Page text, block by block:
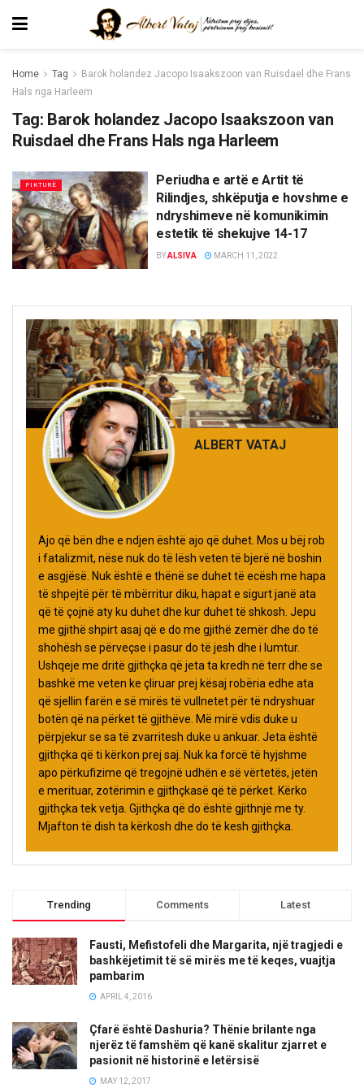
Home Tag
Barok holandez Jacopo Isaakszoon van Ruisdael dhe Frans
Hals nga Harleem
Tag: Barok holandez Jacopo Isaakszoon van
Ruisdael dhe Frans Hals nga Harleem
PIKTURË
Periudha e artë e Artit të
Rilindjes, shkëputja e hovshme e
ndryshimeve në komunikimin
estetik të shekujve 14-17
BYALSIVA MARCH 11, 2022
ALBERT VATAJ
Ajo që bën dhe e ndjen është ajo që duhet. Mos u bëj rob
i fatalizmit, nëse nuk do të lësh veten të bjerë në boshin
e asgjësë. Nuk është e thënë se duhet të ecësh me hapa
të shpejtë për të mbërritur diku, hapat e sigurt janë ata
që të çojnë aty ku duhet dhe kur duhet të shkosh. Jepu
me gjithë shpirt asaj që e do me gjithë zemër dhe do të
shohësh se përveçse i pasur do të jesh dhe i lumtur.
Ushqeje me dritë gjithçka që jeta ta kredh në terr dhe se
bashkë me veten ke çliruar prej kësaj robëria edhe ata
që sjellin farën e së mirës të vullnetet për të ndryshuar
botën që na përket të gjithëve. Më mirë vdis duke u
përpjekur se sa të zvarritesh duke u ankuar. Jeta është
gjithçka që ti kërkon prej saj. Nuk ka forcë të hyjshme
apo përkufizime që tregojnë udhën e së vërtetës, jetën
e merituar, zotërimin e gjithçkasë që të përket. Kërko
gjithçka tek vetja. Gjithçka që do është gjithnjë me ty.
Mjafton të dish ta kërkosh dhe do të kesh gjithçka.
Trending Comments Latest
Fausti, Mefistofeli dhe Margarita, një tragjedi e
bashkëjetimit të së mirës me të keqes, vuajtja
pambarim
APRIL 4, 2016
Çfarë është Dashuria? Thënie brilante nga
njerëz të famshëm që kanë skalitur zjarret e
pasionit në historinë e letërsisë
MAY 12, 2017